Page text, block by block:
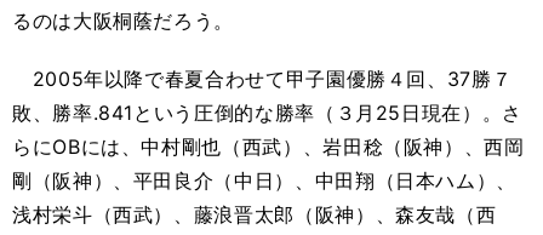
るのは大阪桐蔭だろう。
2005年以降で春夏合わせて甲子園優勝４回、37勝７
敗、勝率.841という圧倒的な勝率（３月25日現在）。さ
らにOBには、中村剛也（西武）、岩田稔（阪神）、西岡
剛（阪神）、平田良介（中日）、中田翔（日本ハム）、
浅村栄斗（西武）、藤浪晋太郎（阪神）、森友哉（西